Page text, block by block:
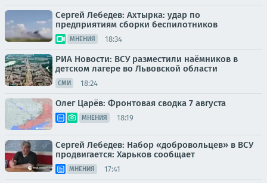
Сергей Лебедев: Ахтырка: удар по
предприятиям сборки беспилотников
МНЕНИЯ 18:34
РИА Новости: ВСУ разместили наёмников в
детском лагере во Львовской области
СМИ 18:24
Олег Царёв: Фронтовая сводка 7 августа
МНЕНИЯ 18:19
Сергей Лебедев: Набор «добровольцев» в ВСУ
продвигается: Харьков сообщает
МНЕНИЯ 17:41